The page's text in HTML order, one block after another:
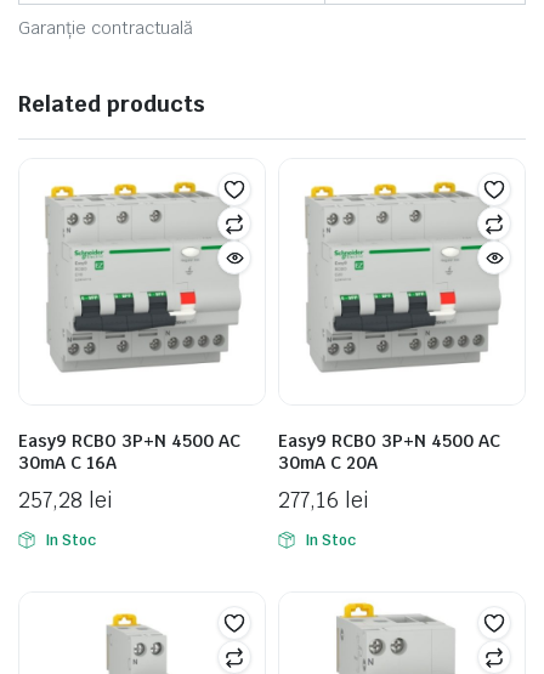
Garanție contractuală
Related products
Easy9 RCBO 3P+N 4500 AC
30mA C 16A
257,28 lei
In Stoc
Easy9 RCBO 3P+N 4500 AC
30mA C 20A
277,16 lei
In Stoc